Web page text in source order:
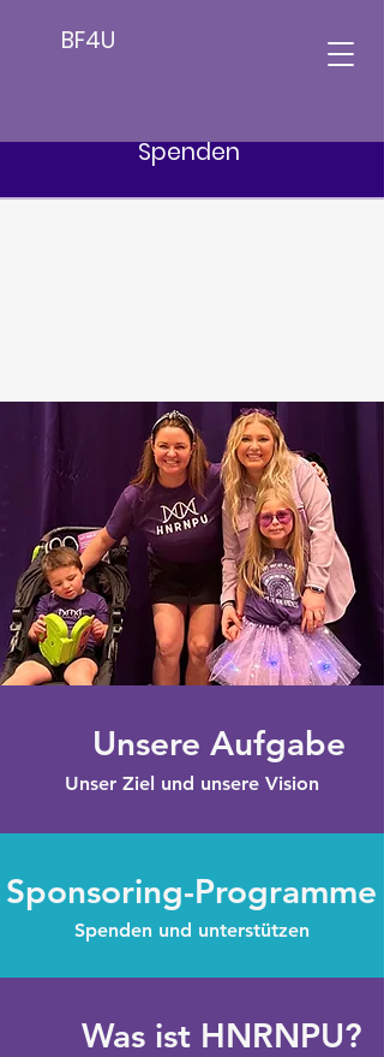
BF4U
Spenden
Unsere Aufgabe
Unser Ziel und unsere Vision
Sponsoring-Programme
Spenden und unterstützen
Was ist HNRNPU?